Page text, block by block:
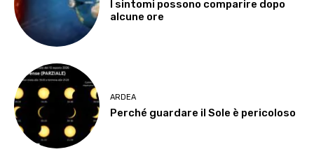
I sintomi possono comparire dopo
alcune ore
ARDEA
Perché guardare il Sole è pericoloso